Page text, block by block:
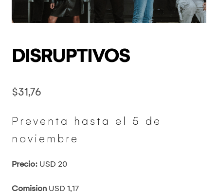
DISRUPTIVOS
$31,76
Preventa hasta el 5 de
noviembre
Precio: USD 20
Comision USD 1,17